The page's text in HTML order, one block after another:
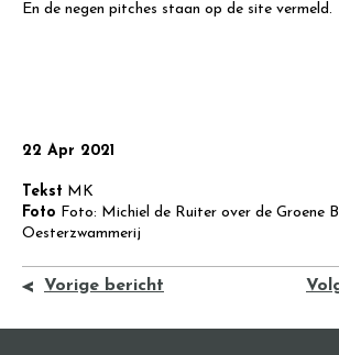
En de negen pitches staan op de site vermeld.
22 Apr 2021
Tekst MK
Foto Foto: Michiel de Ruiter over de Groene
Oesterzwammerij
Vorige bericht